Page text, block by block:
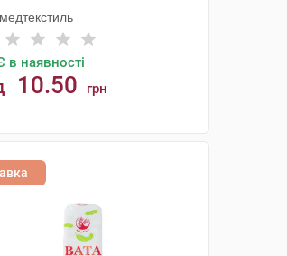
в наявності
10.50 грн